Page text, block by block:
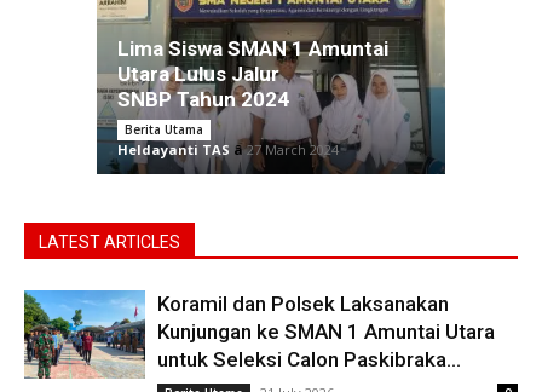
Lima Siswa SMAN 1 Amuntai
Utara Lulus Jalur
SNBP Tahun 2024
Berita Utama
Heldayanti TAS â 27 March 2024
LATEST ARTICLES
Koramil dan Polsek Laksanakan
Kunjungan ke SMAN 1 Amuntai Utara
untuk Seleksi Calon Paskibraka...